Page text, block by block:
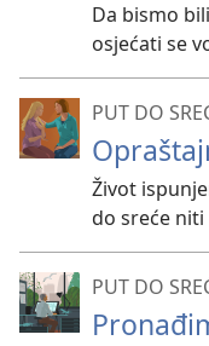
Da bismo
osjećati se
PUT DO
Život
do sreće
PUT DO